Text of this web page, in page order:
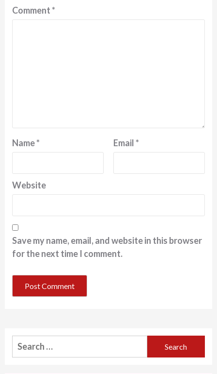
Comment*
Name* Email*
Website
Save my name, email, and website in this browser
for the next time I comment.